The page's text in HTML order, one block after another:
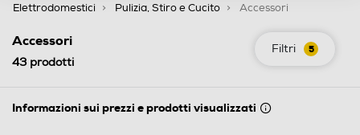
Elettrodomestici Pulizia, Stiro e Cucito Accessori
Filtri 5
Accessori
43prodotti
Informazioni sui prezzi e prodotti visualizzati